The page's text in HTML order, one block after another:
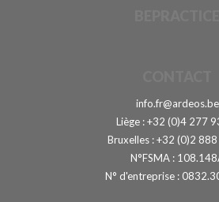
info.fr@ardeos.be
Liège : +32 (0)4 277
Bruxelles : +32 (0)2
N°FSMA :
N° d'entreprise :